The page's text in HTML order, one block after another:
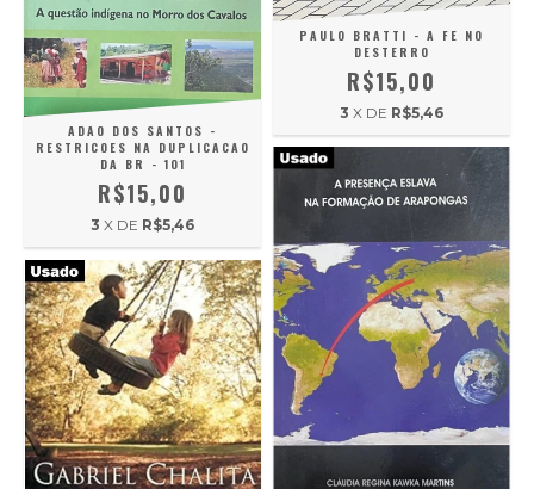
ADAO DOS SANTOS -
RESTRICOES NA DUPLICACAO
DA BR - 101
R$15,00
3 X DE R$5,46
PAULO BRATTI - A FE NO
DESTERRO
R$15,00
3 X DE R$5,46